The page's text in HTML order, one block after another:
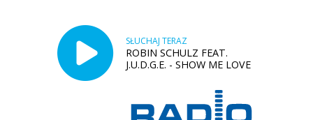
SŁUCHAJ TERAZ
ROBIN SCHULZ FEAT.
J.U.D.G.E. - SHOW ME LOVE